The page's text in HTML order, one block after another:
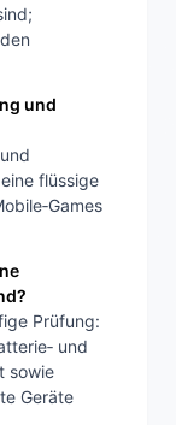
und
flüssige
Prüfung:
und
sowie
Geräte